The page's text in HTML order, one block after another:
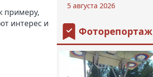
примеру,
интерес и
5 августа 2026
Фоторепортаж